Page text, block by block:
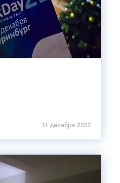
11 декабря 2011